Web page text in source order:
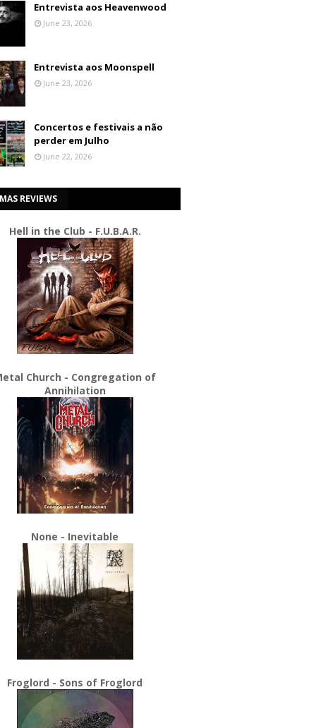
Entrevista aos Heavenwood
June 23, 2026
Entrevista aos Moonspell
June 23, 2026
Concertos e festivais a não
perder em Julho
June 22, 2026
REVIEWS
Hell in the Club - F.U.B.A.R.
Church - Congregation of
Annihilation
None - Inevitable
Froglord - Sons of Froglord